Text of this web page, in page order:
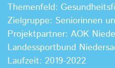
Themenfeld:
Zielgruppe: Seniorinnen
Projektpartner: AOK
Landessportbund
Laufzeit: 2019-2022